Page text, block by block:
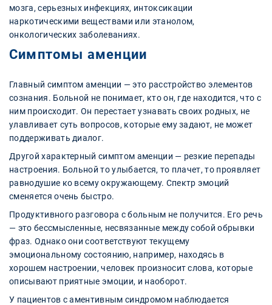
мозга, серьезных инфекциях, интоксикации
наркотическими веществами или этанолом,
онкологических заболеваниях.
Симптомы аменции
Главный симптом аменции — это расстройство элементов
сознания. Больной не понимает, кто он, где находится, что с
ним происходит. Он перестает узнавать своих родных, не
улавливает суть вопросов, которые ему задают, не может
поддерживать диалог.
Другой характерный симптом аменции — резкие перепады
настроения. Больной то улыбается, то плачет, то проявляет
равнодушие ко всему окружающему. Спектр эмоций
сменяется очень быстро.
Продуктивного разговора с больным не получится. Его речь
— это бессмысленные, несвязанные между собой обрывки
фраз. Однако они соответствуют текущему
эмоциональному состоянию, например, находясь в
хорошем настроении, человек произносит слова, которые
описывают приятные эмоции, и наоборот.
У пациентов с аментивным синдромом наблюдается